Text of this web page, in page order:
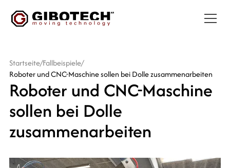
Startseite/Fallbeispiele/
Roboter und CNC-Maschine sollen bei Dolle zusammenarbeiten
Roboter und CNC-Maschine
sollen bei Dolle
zusammenarbeiten